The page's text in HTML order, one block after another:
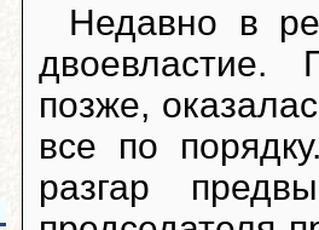
Недавно в
двоевластие.
позже,
все по
разгар